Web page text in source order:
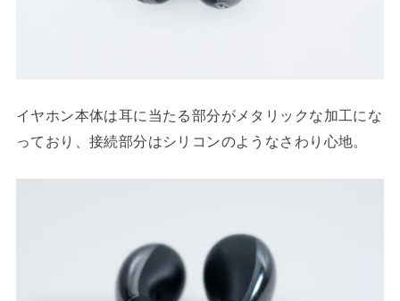
イヤホン本体は耳に当たる部分がメタリックな加工にな
っており、接続部分はシリコンのようなさわり心地。